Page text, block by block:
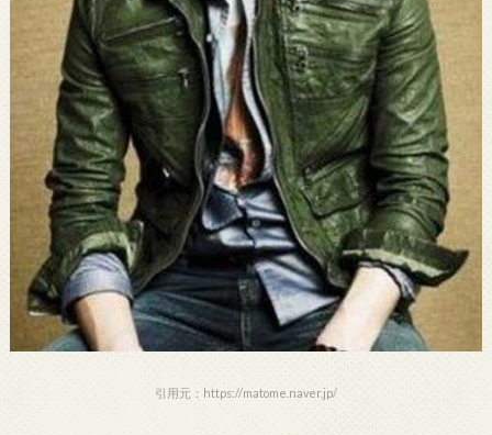
引用元：https://matome.naver.jp/